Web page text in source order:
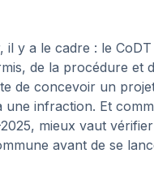
il y a le cadre : le CoDT
de la procédure et
de concevoir un
une infraction. Et
mieux vaut
avant de se